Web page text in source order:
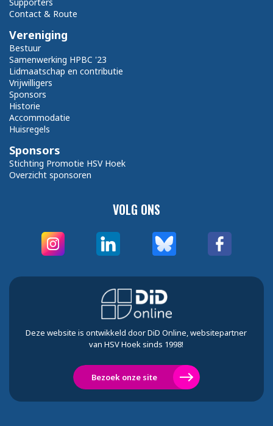
VOLG ONS
Supporters
Contact & Route
Vereniging
Bestuur
Samenwerking HPBC '23
Lidmaatschap en contributie
Vrijwilligers
Sponsors
Historie
Accommodatie
Huisregels
Sponsors
Stichting Promotie HSV Hoek
Overzicht sponsoren
Deze website is ontwikkeld door DiD Online, websitepartner
van HSV Hoek sinds 1998!
Bezoek onze site